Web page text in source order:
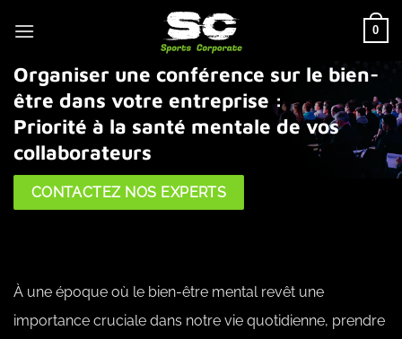
au
0
Organiser une conférence sur le bien-
être dans votre entreprise :
Priorité à la santé mentale de vos
collaborateurs
CONTACTEZ NOS EXPERTS
À une époque où le bien-être mental revêt une
importance cruciale dans notre vie quotidienne, prendre